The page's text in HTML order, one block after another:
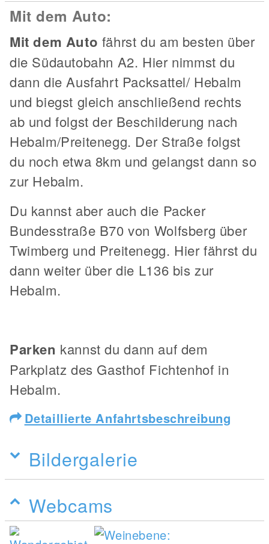
Mit dem Auto:
Mit dem Auto fährst du am besten über
die Südautobahn A2. Hier nimmst du
dann die Ausfahrt Packsattel/ Hebalm
und biegst gleich anschließend rechts
ab und folgst der Beschilderung nach
Hebalm/Preitenegg. Der Straße folgst
du noch etwa 8km und gelangst dann so
zur Hebalm.
Du kannst aber auch die Packer
Bundesstraße B70 von Wolfsberg über
Twimberg und Preitenegg. Hier fährst du
dann weiter über die L136 bis zur
Hebalm.
Parken kannst du dann auf dem
Parkplatz des Gasthof Fichtenhof in
Hebalm.
Detaillierte Anfahrtsbeschreibung
Bildergalerie
Webcams